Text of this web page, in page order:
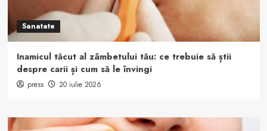
Sanatate
Inamicul tăcut al zâmbetului tău: ce trebuie să știi
despre carii și cum să le învingi
press 20 iulie 2026